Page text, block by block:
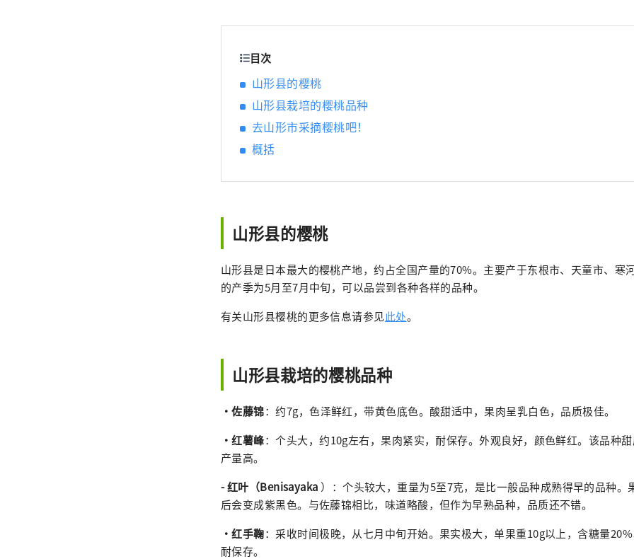
隐藏景点和美味餐厅！ （本页的图片和视频：山形市总务部宣传课提供
目次
山形县的樱桃
山形县栽培的樱桃品种
去山形市采摘樱桃吧！
概括
山形县的樱桃
山形县是日本最大的樱桃产地，约占全国产量的70%。主要产于东根市、天童市、寒
的产季为5月至7月中旬，可以品尝到各种各样的品种。
有关山形县樱桃的更多信息请参见此处。
山形县栽培的樱桃品种
・佐藤锦：约7g，色泽鲜红，带黄色底色。酸甜适中，果肉呈乳白色，品质极佳。
・红薯峰：个头大，约10g左右，果肉紧实，耐保存。外观良好，颜色鲜红。该品种
产量高。
- 红叶（Benisayaka ）：个头较大，重量为5至7克，是比一般品种成熟得早的品种。
后会变成紫黑色。与佐藤锦相比，味道略酸，但作为早熟品种，品质还不错。
・红手鞠：采收时间极晚，从七月中旬开始。果实极大，单果重10g以上，含糖量20%
耐保存。